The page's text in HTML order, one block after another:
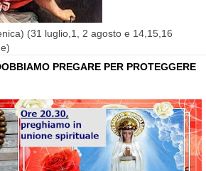
(31 luglio,1, 2 agosto e 14,15,16
PREGARE PER PROTEGGERE